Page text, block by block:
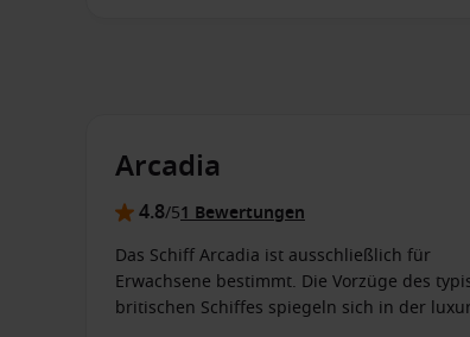
Arcadia
4.8/51 Bewertungen
Das Schiff Arcadia ist ausschließlich für
Erwachsene bestimmt. Die Vorzüge des
britischen Schiffes spiegeln sich in der